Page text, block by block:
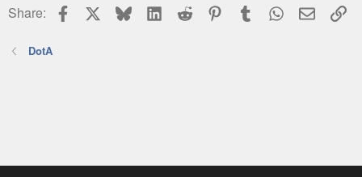
Share: Facebook BlueskyLinkedIn
Reddit PinterestTumblr WhatsApp
Email
DotA